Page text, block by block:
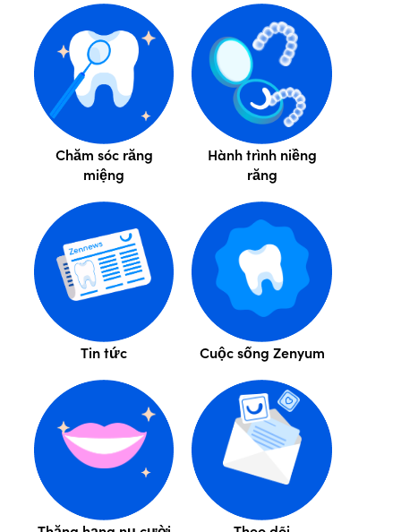
Chăm sóc răng
miệng
Hành trình niềng
răng
Tin tức Cuộc sống Zenyum